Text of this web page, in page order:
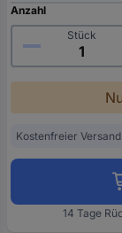
Anzahl
Stück
Kostenfreier
14 Tage